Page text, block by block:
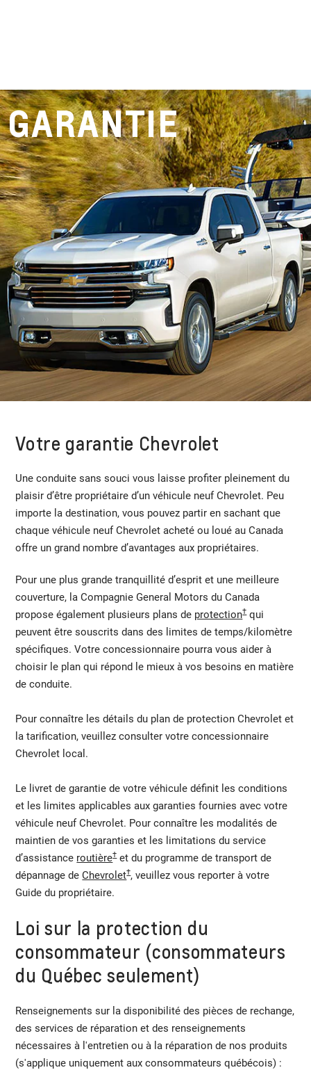
GARANTIE
Votre garantie Chevrolet
Une conduite sans souci vous laisse profiter pleinement du
plaisir d’être propriétaire d’un véhicule neuf Chevrolet. Peu
importe la destination, vous pouvez partir en sachant que
chaque véhicule neuf Chevrolet acheté ou loué au Canada
offre un grand nombre d’avantages aux propriétaires.
Pour une plus grande tranquillité d’esprit et une meilleure
couverture, la Compagnie General Motors du Canada
propose également plusieurs plans de protection†qui
peuvent être souscrits dans des limites de temps/kilomètre
spécifiques. Votre concessionnaire pourra vous aider à
choisir le plan qui répond le mieux à vos besoins en matière
de conduite.
Pour connaître les détails du plan de protection Chevrolet et
la tarification, veuillez consulter votre concessionnaire
Chevrolet local.
Le livret de garantie de votre véhicule définit les conditions
et les limites applicables aux garanties fournies avec votre
véhicule neuf Chevrolet. Pour connaître les modalités de
maintien de vos garanties et les limitations du service
d’assistance routière†et du programme de transport de
dépannage deChevrolet†, veuillez vous reporter à votre
Guide du propriétaire.
Loi sur la protection du
consommateur (consommateurs
du Québec seulement)
Renseignements sur la disponibilité des pièces de rechange,
des services de réparation et des renseignements
nécessaires à l'entretien ou à la réparation de nos produits
(s'applique uniquement aux consommateurs québécois) :